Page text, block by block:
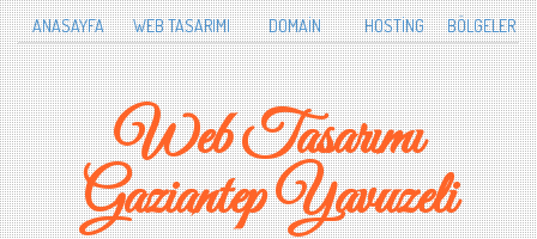
ANASAYFA WEB TASARIMI DOMAİN HOSTİNG BÖLGELER
Web Tasarımı
Gaziantep Yavuzeli